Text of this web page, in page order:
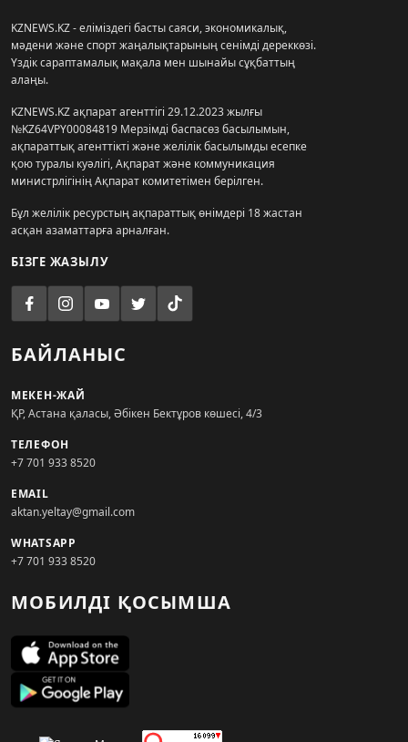
KZNEWS.KZ - еліміздегі басты саяси, экономикалық,
мәдени және спорт жаңалықтарының сенімді дереккөзі.
Үздік сараптамалық мақала мен шынайы сұқбаттың
алаңы.
KZNEWS.KZ ақпарат агенттігі 29.12.2023 жылғы
№KZ64VPY00084819 Мерзімді баспасөз басылымын,
ақпараттық агенттікті және желілік басылымды есепке
қою туралы куәлігі, Ақпарат және коммуникация
министрлігінің Ақпарат комитетімен берілген.
Бұл желілік ресурстың ақпараттық өнімдері 18 жастан
асқан азаматтарға арналған.
БІЗГЕ ЖАЗЫЛУ
БАЙЛАНЫС
МЕКЕН-ЖАЙ
ҚР, Астана қаласы, Әбікен Бектұров көшесі, 4/3
ТЕЛЕФОН
+7 701 933 8520
EMAIL
aktan.yeltay@gmail.com
WHATSAPP
+7 701 933 8520
МОБИЛДІ ҚОСЫМША